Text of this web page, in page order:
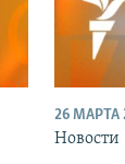
26 МАРТА
Новости